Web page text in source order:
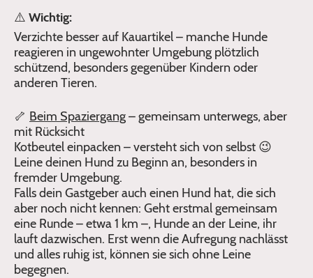
⚠️ Wichtig:
Verzichte besser auf Kauartikel – manche Hunde
reagieren in ungewohnter Umgebung plötzlich
schützend, besonders gegenüber Kindern oder
anderen Tieren.
🦴 Beim Spaziergang– gemeinsam unterwegs, aber
mit Rücksicht
Kotbeutel einpacken – versteht sich von selbst 😉
Leine deinen Hund zu Beginn an, besonders in
fremder Umgebung.
Falls dein Gastgeber auch einen Hund hat, die sich
aber noch nicht kennen: Geht erstmal gemeinsam
eine Runde – etwa 1 km –, Hunde an der Leine, ihr
lauft dazwischen. Erst wenn die Aufregung nachlässt
und alles ruhig ist, können sie sich ohne Leine
begegnen.